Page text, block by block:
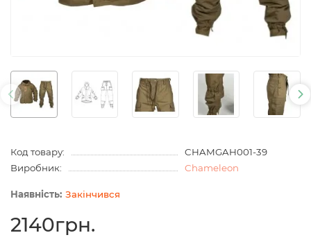
Код товару:
CHAMGAH001-39
Виробник:
Chameleon
Закінчився
2140грн.